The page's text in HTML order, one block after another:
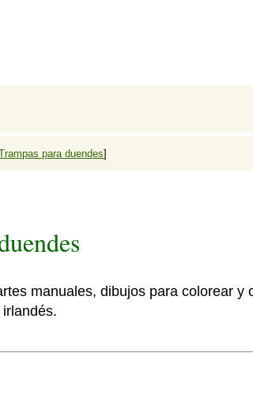
para duendes]
manuales, dibujos para colorear y